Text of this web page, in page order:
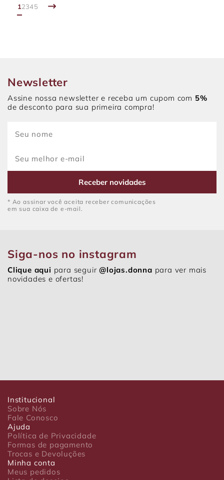
12345
Newsletter
Assine nossa newsletter e receba um cupom com 5%
de desconto para sua primeira compra!
Receber novidades
* Ao assinar você aceita receber comunicações
em sua caixa de e-mail.
Siga-nos no instagram
Clique aqui para seguir@lojas.donna para ver mais
novidades e ofertas!
Institucional
Sobre Nós
Fale Conosco
Ajuda
Política de Privacidade
Formas de pagamento
Trocas e Devoluções
Minha conta
Meus pedidos